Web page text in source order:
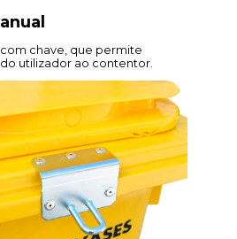
chave, que permite
utilizador ao contentor.